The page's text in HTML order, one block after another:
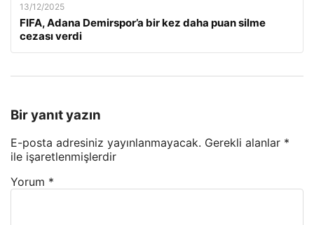
13/12/2025
FIFA, Adana Demirspor’a bir kez daha puan silme
cezası verdi
Bir yanıt yazın
E-posta adresiniz yayınlanmayacak. Gerekli alanlar *
ile işaretlenmişlerdir
Yorum *